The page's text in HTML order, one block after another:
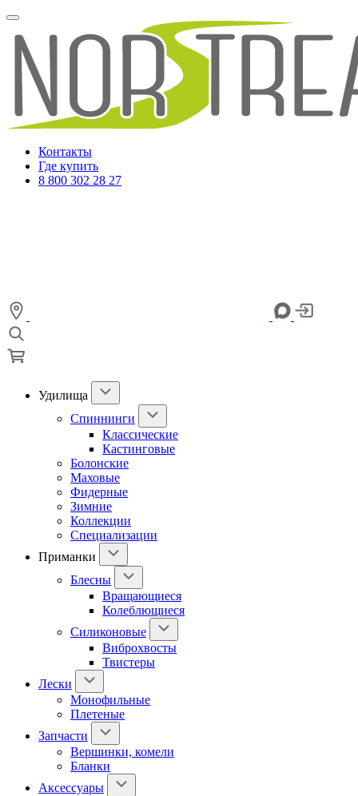
Контакты
Где купить
8 800 302 28 27
Удилища
Спиннинги
Классические
Кастинговые
Болонские
Маховые
Фидерные
Зимние
Коллекции
Специализации
Приманки
Блесны
Вращающиеся
Колеблющиеся
Силиконовые
Виброхвосты
Твистеры
Лески
Монофильные
Плетеные
Запчасти
Вершинки, комели
Бланки
Аксессуары